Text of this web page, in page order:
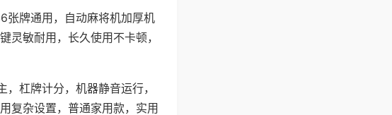
张牌通用，自动麻将机加厚机
灵敏耐用，长久使用不卡顿，
杠牌计分，机器静音运行，
复杂设置，普通家用款，实用